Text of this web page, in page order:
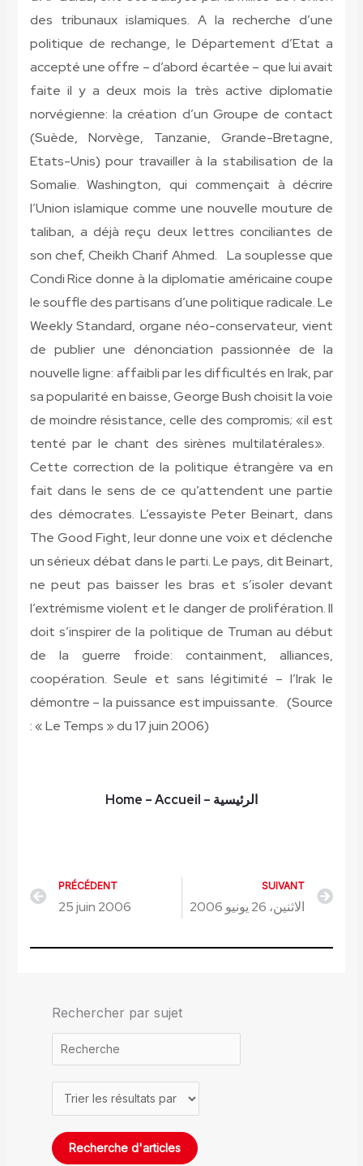
des tribunaux islamiques. A la recherche d’une
politique de rechange, le Département d’Etat a
accepté une offre – d’abord écartée – que lui avait
faite il y a deux mois la très active diplomatie
norvégienne: la création d’un Groupe de contact
(Suède, Norvège, Tanzanie, Grande-Bretagne,
Etats-Unis) pour travailler à la stabilisation de la
Somalie. Washington, qui commençait à décrire
l’Union islamique comme une nouvelle mouture de
taliban, a déjà reçu deux lettres conciliantes de
son chef, Cheikh Charif Ahmed. La souplesse que
Condi Rice donne à la diplomatie américaine coupe
le souffle des partisans d’une politique radicale. Le
Weekly Standard, organe néo-conservateur, vient
de publier une dénonciation passionnée de la
nouvelle ligne: affaibli par les difficultés en Irak, par
sa popularité en baisse, George Bush choisit la voie
de moindre résistance, celle des compromis; «il est
tenté par le chant des sirènes multilatérales».
Cette correction de la politique étrangère va en
fait dans le sens de ce qu’attendent une partie
des démocrates. L’essayiste Peter Beinart, dans
The Good Fight, leur donne une voix et déclenche
un sérieux débat dans le parti. Le pays, dit Beinart,
ne peut pas baisser les bras et s’isoler devant
l’extrémisme violent et le danger de prolifération. Il
doit s’inspirer de la politique de Truman au début
de la guerre froide: containment, alliances,
coopération. Seule et sans légitimité – l’Irak le
démontre – la puissance est impuissante.(Source
: « Le Temps » du 17 juin 2006)
Home – Accueil – الرئيسية
Précédent
PRÉCÉDENT
25 juin 2006
SUIVANT
الاثنين، 26 يونيو 2006
Rechercher par sujet